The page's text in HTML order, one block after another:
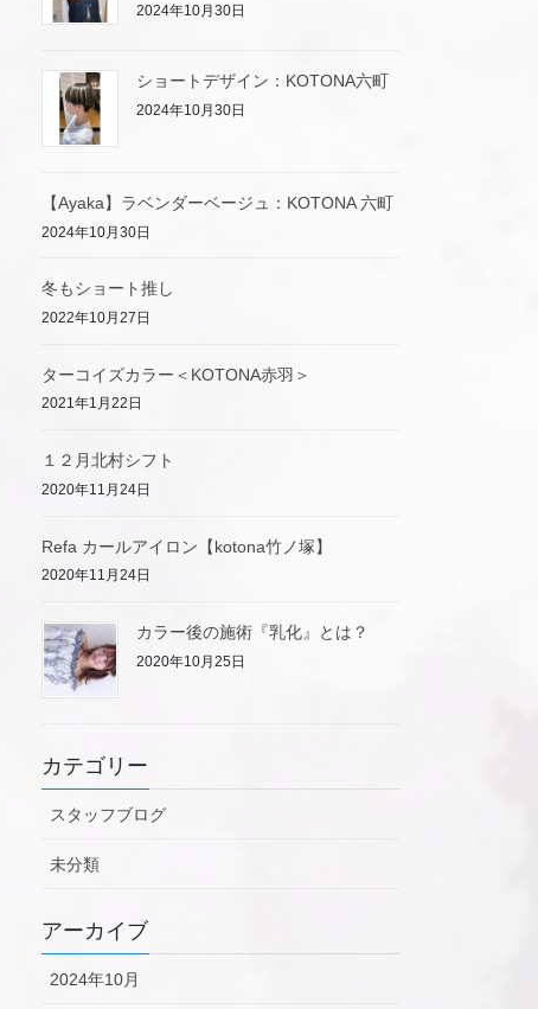
2024年10月30日
ショートデザイン：KOTONA六町
2024年10月30日
【Ayaka】ラベンダーベージュ：KOTONA 六町
2024年10月30日
冬もショート推し
2022年10月27日
ターコイズカラー＜KOTONA赤羽＞
2021年1月22日
１２月北村シフト
2020年11月24日
Refa カールアイロン【kotona竹ノ塚】
2020年11月24日
カラー後の施術『乳化』とは？
2020年10月25日
カテゴリー
スタッフブログ
未分類
アーカイブ
2024年10月